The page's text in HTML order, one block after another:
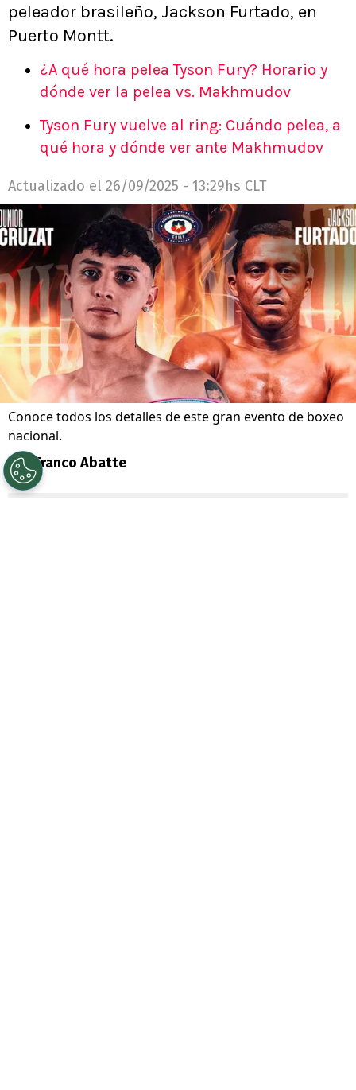
peleador brasileño, Jackson Furtado, en
Puerto Montt.
¿A qué hora pelea Tyson Fury? Horario y
dónde ver la pelea vs. Makhmudov
Tyson Fury vuelve al ring: Cuándo pelea, a
qué hora y dónde ver ante Makhmudov
Actualizado el 26/09/2025 - 13:29hs CLT
Conoce todos los detalles de este gran evento de boxeo
nacional.
Por Franco Abatte